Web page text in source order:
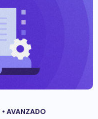
• AVANZADO